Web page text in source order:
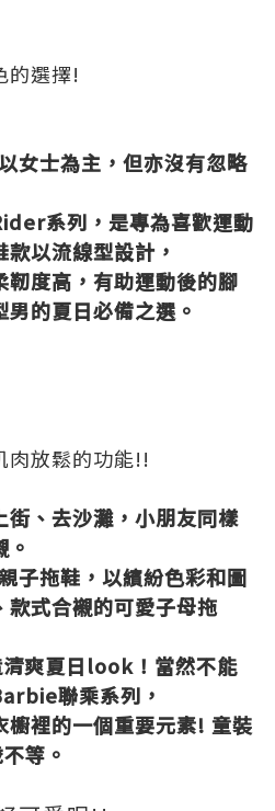
的選擇!
女士為主，但亦沒有忽略
系列，是專為喜歡運動
以流線型設計，
靭度高，有助運動後的腳
的夏日必備之選。
肉放鬆的功能!!
街、去沙灘，小朋友同樣
子拖鞋，以繽紛色彩和圖
款式合襯的可愛子母拖
爽夏日look！當然不能
聯乘系列，
櫥裡的一個重要元素! 童裝
等。